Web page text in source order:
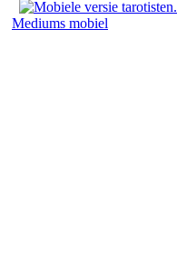
Mediums mobiel